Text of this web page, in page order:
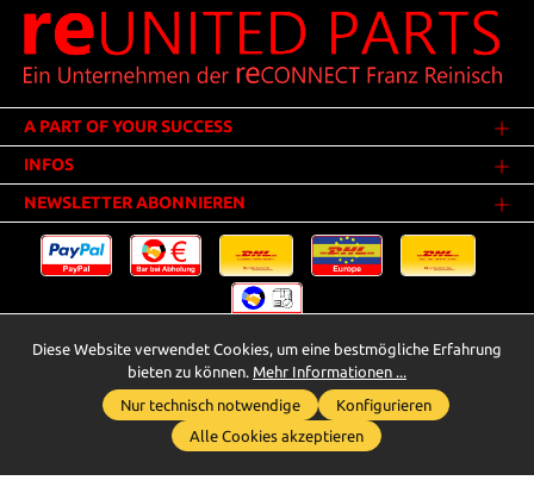
A PART OF YOUR SUCCESS
INFOS
NEWSLETTER ABONNIEREN
* Alle Preise inkl. gesetzl. Mehrwertsteuer zzgl.Versandkosten
Innerhalb Deutschlands - Versandkostenfrei ab 25,00 Euro Warenwert.
** Der Verkauf unterliegt der Differenzbesteuerung gem. § 25a UStG
(Gebrauchtgegenstände/Sonderregelung). Ein gesonderter Ausweis der
Umsatzsteuer bei gebrauchten oder wiederaufbereiteten Gegenständen
Whatsapp für Anfragen
Diese Website verwendet Cookies, um eine bestmögliche Erfahrung
bieten zu können. Mehr Informationen ...
Nur technisch notwendige
Konfigurieren
Alle Cookies akzeptieren